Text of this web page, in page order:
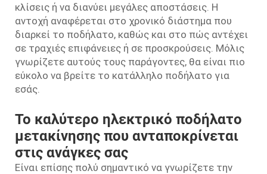
κλίσεις ή να διανύει μεγάλες αποστάσεις. Η
αντοχή αναφέρεται στο χρονικό διάστημα που
διαρκεί το ποδήλατο, καθώς και στο πώς αντέχει
σε τραχιές επιφάνειες ή σε προσκρούσεις. Μόλις
γνωρίζετε αυτούς τους παράγοντες, θα είναι πιο
εύκολο να βρείτε το κατάλληλο ποδήλατο για
εσάς.
Το καλύτερο ηλεκτρικό ποδήλατο
μετακίνησης που ανταποκρίνεται
στις ανάγκες σας
Είναι επίσης πολύ σημαντικό να γνωρίζετε την